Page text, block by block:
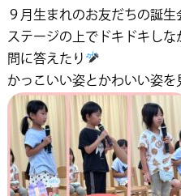
９月生まれのお友だちの誕生
ステージの上でドキドキし
問に答えたり
かっこいい姿とかわいい姿